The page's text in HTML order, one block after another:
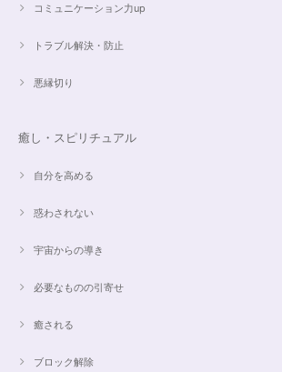
すぐに手元に届きました。写真の通りで、とてもキレ
ちらでお願いしたいと思います☺️
コミュニケーション力up
トラブル解決・防止
悪縁切り
癒し・スピリチュアル
自分を高める
惑わされない
宇宙からの導き
必要なものの引寄せ
癒される
ブロック解除